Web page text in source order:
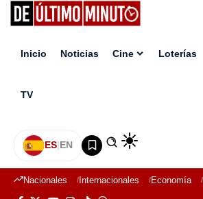
Inicio Noticias Cine Loterías
TV
ES|EN
Nacionales Internacionales Economía